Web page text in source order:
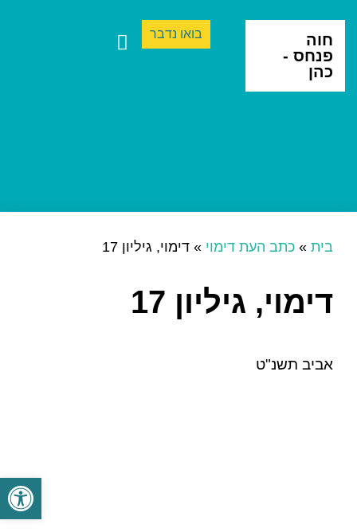
פתח
חוה
פנחס -
כהן
בואו נדבר
בית » כתב העת דימוי » דימוי, גיליון 17
דימוי, גיליון 17
אביב תשנ"ט